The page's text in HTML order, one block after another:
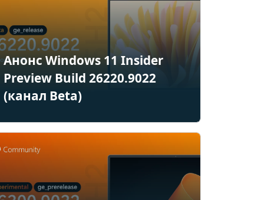
Анонс Windows 11 Insider
Preview Build 26220.9022
(канал Beta)